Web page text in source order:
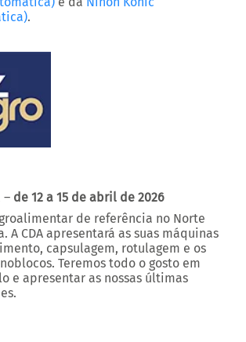
–de 12 a 15 de abril de 2026
de referência no Norte
capsulagem, rotulagem e os
Teremos todo o gosto em
e apresentar as nossas últimas